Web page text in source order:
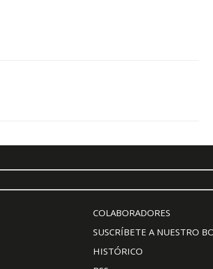
COLABORADORES
SUSCRÍBETE A NUESTRO
HISTÓRICO